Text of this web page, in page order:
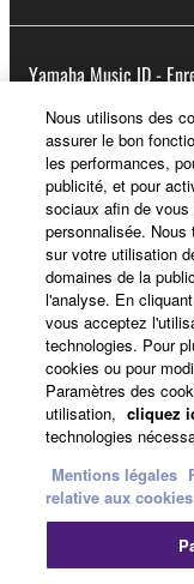
Yamaha Music ID -
A propos de Yamaha
France - French
Professionnel
Respect de
Nous utilisons des
assurer le bon
les performances,
publicité, et pour
sociaux afin de
personnalisée.
sur votre utilisation
domaines de la
l'analyse. En
vous acceptez
technologies. Pour
cookies ou pour
Paramètres des
utilisation, cliquez
technologies
Mentions légales
relative aux cookies